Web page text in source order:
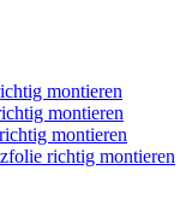
montieren
montieren
montieren
richtig montieren